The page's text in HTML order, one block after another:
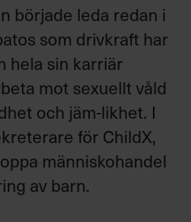
började leda redan i
som drivkraft har
hela sin karriär
mot sexuellt våld
och jäm-likhet. I
för ChildX,
människohandel
av barn.